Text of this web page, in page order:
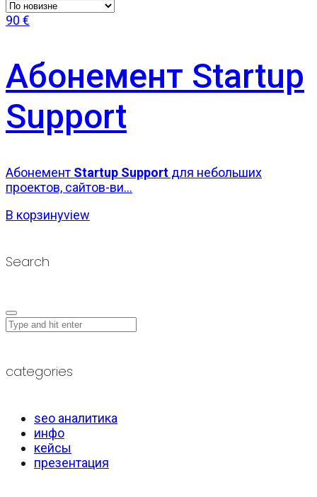
90 €
Абонемент Startup
Support
Абонемент Startup Support для небольших
проектов, сайтов-ви...
В корзинуview
Search
categories
seo аналитика
инфо
кейсы
презентация